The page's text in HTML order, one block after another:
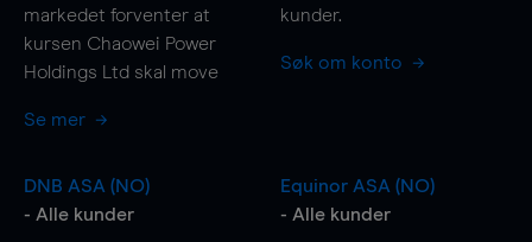
markedet forventer at
kursen Chaowei Power
Holdings Ltd skal move
Se mer
kunder.
Søk om konto
DNB ASA (NO)
- Alle kunder
Equinor ASA (NO)
- Alle kunder